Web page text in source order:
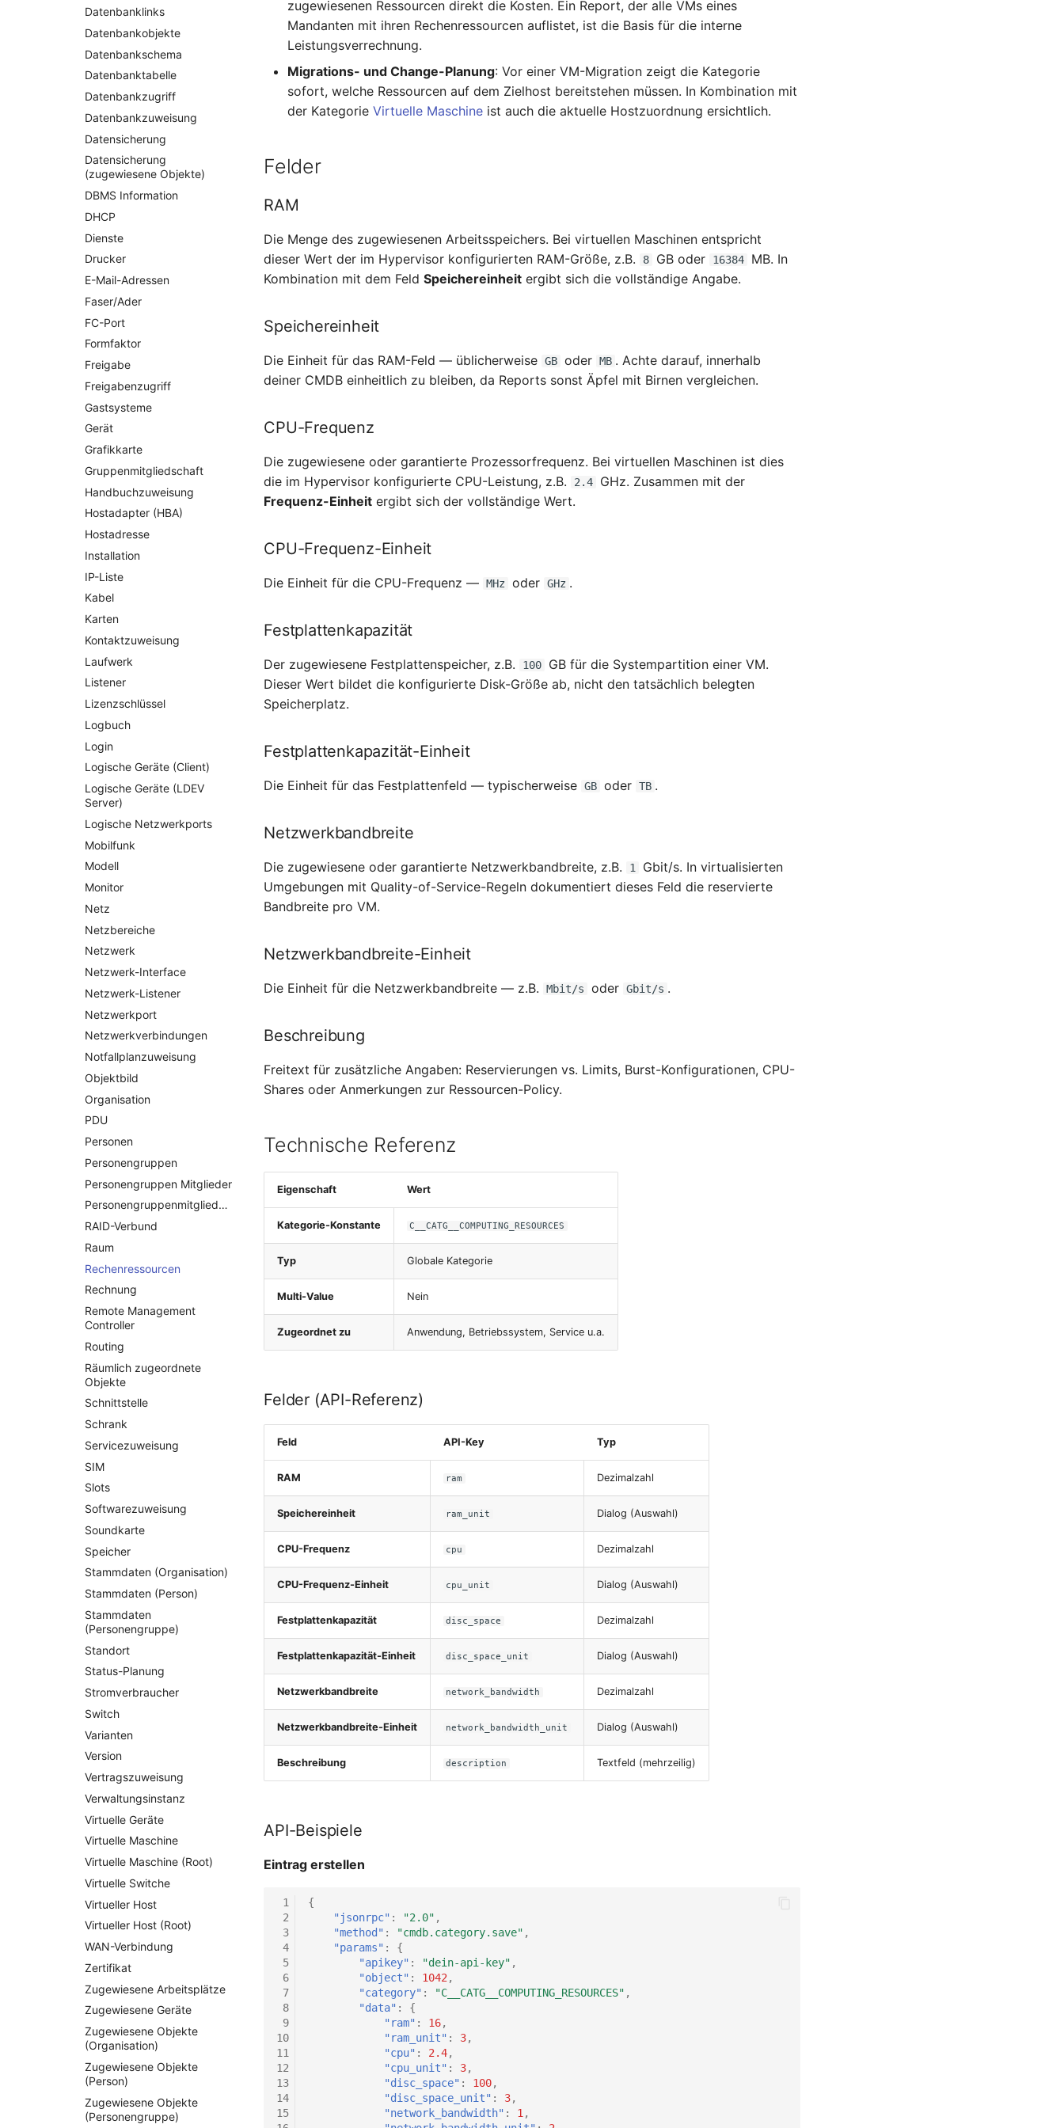
Changelog 1.8
Changelog 1.7.2
Changelog 1.7.1
Changelog 1.6.3
Changelog 1.6.2
Changelog 1.6
Changelog 1.5.5
Changelog 1.5.4
Changelog 1.5.2
Changelog 1.5.1
Changelog 1.5
Changelog 1.4
Changelog 1.3
Changelog 1.2
Changelog 1.1
Changelog 1.0.x
Changelog 0.9.x
Changelog 0.8.x
Datenbanklinks
Datenbankobjekte
Datenbankschema
Datenbanktabelle
Datenbankzugriff
Datenbankzuweisung
Datensicherung
Datensicherung
(zugewiesene Objekte)
DBMS Information
DHCP
Dienste
Drucker
E-Mail-Adressen
Faser/Ader
FC-Port
Formfaktor
Freigabe
Freigabenzugriff
Gastsysteme
Gerät
Grafikkarte
Gruppenmitgliedschaft
Handbuchzuweisung
Hostadapter (HBA)
Hostadresse
Installation
IP-Liste
Kabel
Karten
Kontaktzuweisung
Laufwerk
Listener
Lizenzschlüssel
Logbuch
Login
Logische Geräte (Client)
Logische Geräte (LDEV
Server)
Logische Netzwerkports
Mobilfunk
Modell
Monitor
Netz
Netzbereiche
Netzwerk
Netzwerk-Interface
Netzwerk-Listener
Netzwerkport
Netzwerkverbindungen
Notfallplanzuweisung
Objektbild
Organisation
PDU
Personen
Personengruppen
Personengruppen Mitglieder
Personengruppenmitgliedschaft
RAID-Verbund
Raum
Rechenressourcen
Rechnung
Remote Management
Controller
Routing
Räumlich zugeordnete
Objekte
Schnittstelle
Schrank
Servicezuweisung
SIM
Slots
Softwarezuweisung
Soundkarte
Speicher
Stammdaten (Organisation)
Stammdaten (Person)
Stammdaten
(Personengruppe)
Standort
Status-Planung
Stromverbraucher
Switch
Varianten
Version
Vertragszuweisung
Verwaltungsinstanz
Virtuelle Geräte
Virtuelle Maschine
Virtuelle Maschine (Root)
Virtuelle Switche
Virtueller Host
Virtueller Host (Root)
WAN-Verbindung
Zertifikat
Zugewiesene Arbeitsplätze
Zugewiesene Geräte
Zugewiesene Objekte
(Organisation)
Zugewiesene Objekte
(Person)
Zugewiesene Objekte
(Personengruppe)
zugewiesenen Ressourcen direkt die Kosten. Ein Report, der alle VMs eines
Mandanten mit ihren Rechenressourcen auflistet, ist die Basis für die interne
Leistungsverrechnung.
Migrations- und Change-Planung: Vor einer VM-Migration zeigt die Kategorie
sofort, welche Ressourcen auf dem Zielhost bereitstehen müssen. In Kombination mit
der KategorieVirtuelle Maschine ist auch die aktuelle Hostzuordnung ersichtlich.
Felder
RAM
Die Menge des zugewiesenen Arbeitsspeichers. Bei virtuellen Maschinen entspricht
dieser Wert der im Hypervisor konfigurierten RAM-Größe, z.B.
8 GB oder 16384
MB. In
Kombination mit dem FeldSpeichereinheit ergibt sich die vollständige Angabe.
Speichereinheit
Die Einheit für das RAM-Feld — üblicherweise GB oder MB . Achte darauf, innerhalb
deiner CMDB einheitlich zu bleiben, da Reports sonst Äpfel mit Birnen vergleichen.
CPU-Frequenz
Die zugewiesene oder garantierte Prozessorfrequenz. Bei virtuellen Maschinen ist dies
die im Hypervisor konfigurierte CPU-Leistung, z.B.
2.4
GHz. Zusammen mit der
Frequenz-Einheit ergibt sich der vollständige Wert.
CPU-Frequenz-Einheit
Die Einheit für die CPU-Frequenz — MHz oder GHz .
Festplattenkapazität
Der zugewiesene Festplattenspeicher, z.B. 100
GB für die Systempartition einer VM.
Dieser Wert bildet die konfigurierte Disk-Größe ab, nicht den tatsächlich belegten
Speicherplatz.
Festplattenkapazität-Einheit
Die Einheit für das Festplattenfeld — typischerweise GB oder TB .
Netzwerkbandbreite
Die zugewiesene oder garantierte Netzwerkbandbreite, z.B. 1
Gbit/s. In virtualisierten
Umgebungen mit Quality-of-Service-Regeln dokumentiert dieses Feld die reservierte
Bandbreite pro VM.
Netzwerkbandbreite-Einheit
Die Einheit für die Netzwerkbandbreite — z.B. Mbit/s oder Gbit/s .
Beschreibung
Freitext für zusätzliche Angaben: Reservierungen vs. Limits, Burst-Konfigurationen, CPU-
Shares oder Anmerkungen zur Ressourcen-Policy.
Technische Referenz
Eigenschaft Wert
Kategorie-Konstante C__CATG__COMPUTING_RESOURCES
Typ Globale Kategorie
Multi-Value Nein
Zugeordnet zu Anwendung, Betriebssystem, Service u.a.
Felder (API-Referenz)
Feld API-Key Typ
RAM ram Dezimalzahl
Speichereinheit ram_unit Dialog (Auswahl)
CPU-Frequenz cpu Dezimalzahl
CPU-Frequenz-Einheit cpu_unit Dialog (Auswahl)
Festplattenkapazität disc_space Dezimalzahl
Festplattenkapazität-Einheit disc_space_unit Dialog (Auswahl)
Netzwerkbandbreite network_bandwidth Dezimalzahl
Netzwerkbandbreite-Einheit network_bandwidth_unit Dialog (Auswahl)
Beschreibung description Textfeld (mehrzeilig)
API-Beispiele
Eintrag erstellen
1
2
3
4
5
6
7
8
9
10
11
12
13
14
15
{
"jsonrpc" : "2.0" ,
"method" : "cmdb.category.save" ,
"params" :
{
"apikey" : "dein-api-key" ,
"object" : 1042,
"category" : "C__CATG__COMPUTING_RESOURCES" ,
"data" :
{
"ram" : 16,
"ram_unit" : 3,
"cpu" : 2.4,
"cpu_unit" : 3,
"disc_space" : 100,
"disc_space_unit" : 3,
"network_bandwidth" : 1,